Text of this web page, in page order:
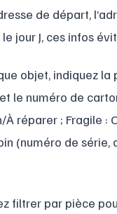
de départ,
jour J, ces infos
objet, indiquez
le numéro de
réparer ; Fragile :
(numéro de série,
filtrer par pièce